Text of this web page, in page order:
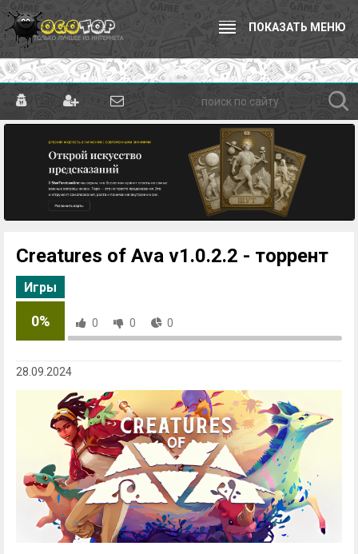
ПОКАЗАТЬ МЕНЮ
Creatures of Ava v1.0.2.2 - торрент
Игры
0% 0 0 0
28.09.2024